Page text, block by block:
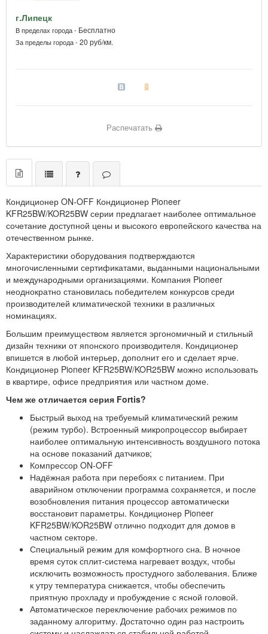
г.Липецк
В пределах города - Бесплатно
За пределы города - 20 руб/км.
Распечатать
Кондиционер ON-OFF Кондиционер Pioneer
KFR25BW/KOR25BW серии предлагает наиболее оптимальное
сочетание доступной цены и высокого европейского качества на
отечественном рынке.
Характеристики оборудования подтверждаются
многочисленными сертификатами, выданными национальными
и международными организациями. Компания Pioneer
неоднократно становилась победителем конкурсов среди
производителей климатической техники в различных
номинациях.
Большим преимуществом является эргономичный и стильный
дизайн техники от японского производителя. Кондиционер
впишется в любой интерьер, дополнит его и сделает ярче.
Кондиционер Pioneer KFR25BW/KOR25BW можно использовать
в квартире, офисе предприятия или частном доме.
Чем же отличается серия Fortis?
Быстрый выход на требуемый климатический режим
(режим турбо). Встроенный микропроцессор выбирает
наиболее оптимальную интенсивность воздушного потока
на основе показаний датчиков;
Компрессор ON-OFF
Надёжная работа при перебоях с питанием. При
аварийном отключении программа сохраняется, и после
возобновления питания процессор автоматически
восстановит параметры. Кондиционер Pioneer
KFR25BW/KOR25BW отлично подходит для домов в
частном секторе.
Специальный режим для комфортного сна. В ночное
время суток сплит-система нагревает воздух, чтобы
исключить возможность простудного заболевания. Ближе
к утру температура снижается, чтобы обеспечить
приятную прохладу и пробуждение с ясной головой.
Автоматическое переключение рабочих режимов по
заданному алгоритму. Достаточно один раз настроить